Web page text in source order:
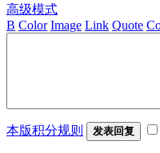
高级模式
B Color Image Link Quote
本版积分规则 发表回复